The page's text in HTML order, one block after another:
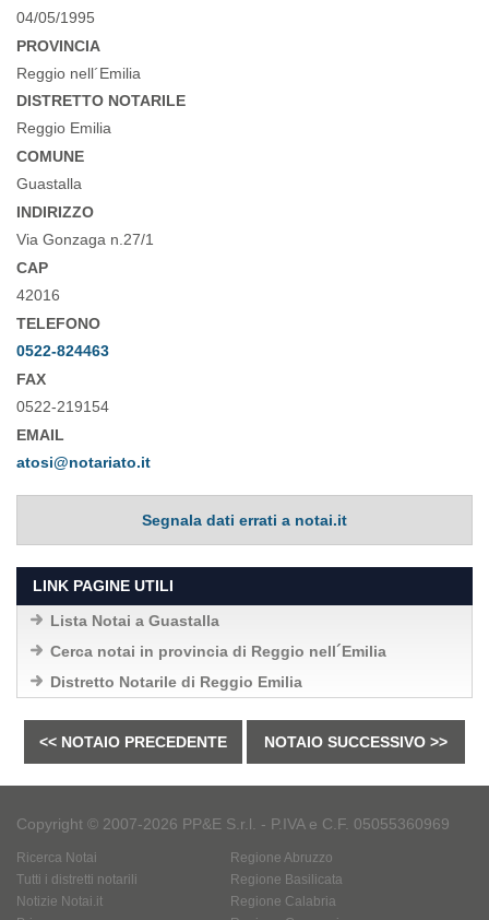
04/05/1995
PROVINCIA
Reggio nell´Emilia
DISTRETTO NOTARILE
Reggio Emilia
COMUNE
Guastalla
INDIRIZZO
Via Gonzaga n.27/1
CAP
42016
TELEFONO
0522-824463
FAX
0522-219154
EMAIL
atosi@notariato.it
Segnala dati errati a notai.it
LINK PAGINE UTILI
Lista Notai a Guastalla
Cerca notai in provincia di Reggio nell´Emilia
Distretto Notarile di Reggio Emilia
<< NOTAIO PRECEDENTE NOTAIO SUCCESSIVO >>
Copyright © 2007-2026 PP&E S.r.l. - P.IVA e C.F. 05055360969
Ricerca Notai
Tutti i distretti notarili
Notizie Notai.it
Regione Abruzzo
Regione Basilicata
Regione Calabria